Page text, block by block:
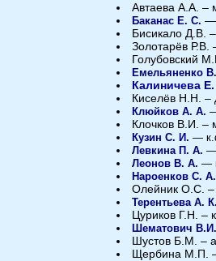
ИНАСАН
Автаева А.А. –
Баканас Е. С.—
Бисикало Д.В.
Золотарёв Р.В.
Голубовский
Емельяненко
Калиничева
Киселёв Н.Н. –
Клюйков А. А.
Клочков В.И. –
Кузин С. И.—
Левкина П. А.—
Леонов В. А.—
Нароенков С.
Олейник О.С. –
Терентьева А.
Цуриков Г.Н. –
Шематович
Шустов Б.М. –
Щербина М.П. –